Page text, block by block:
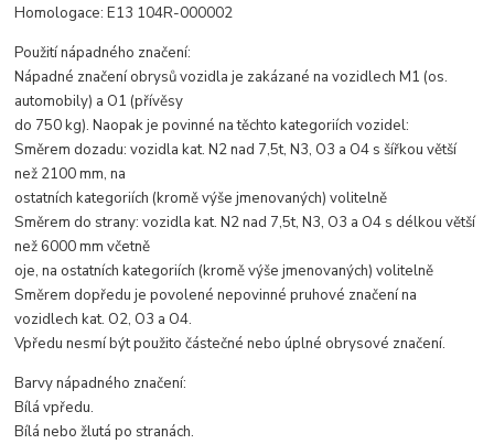
Homologace: E13 104R-000002
Použití nápadného značení:
Nápadné značení obrysů vozidla je zakázané na vozidlech M1 (os.
automobily) a O1 (přívěsy
do 750 kg). Naopak je povinné na těchto kategoriích vozidel:
Směrem dozadu: vozidla kat. N2 nad 7,5t, N3, O3 a O4 s šířkou větší
než 2100 mm, na
ostatních kategoriích (kromě výše jmenovaných) volitelně
Směrem do strany: vozidla kat. N2 nad 7,5t, N3, O3 a O4 s délkou větší
než 6000 mm včetně
oje, na ostatních kategoriích (kromě výše jmenovaných) volitelně
Směrem dopředu je povolené nepovinné pruhové značení na
vozidlech kat. O2, O3 a O4.
Vpředu nesmí být použito částečné nebo úplné obrysové značení.
Barvy nápadného značení:
Bílá vpředu.
Bílá nebo žlutá po stranách.